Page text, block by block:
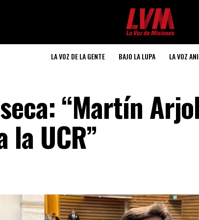
LA VOZ DE LA GENTE BAJO LA LUPA LA VOZ
“Martín
la UCR”